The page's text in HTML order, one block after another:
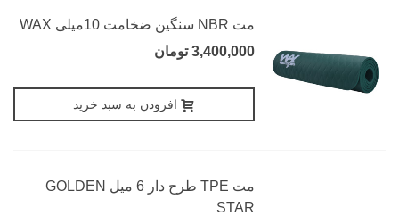
مت NBR سنگین ضخامت 10میلی WAX
3,400,000 تومان
افزودن به سبد خرید
مت TPE طرح دار 6 میل GOLDEN
STAR